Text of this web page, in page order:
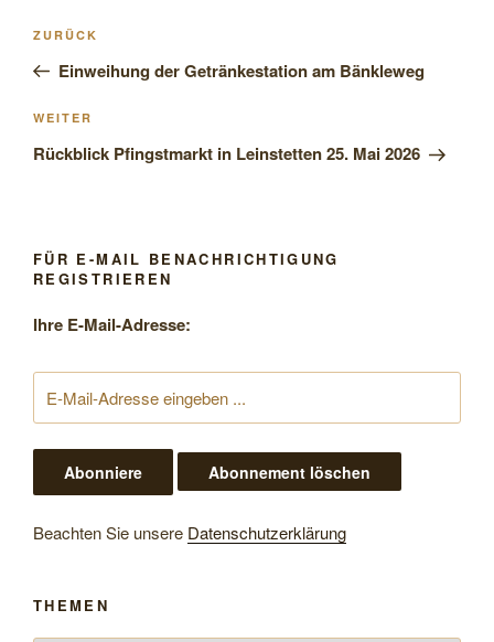
Beitragsnavigation
Vorheriger
Beitrag
ZURÜCK
Einweihung der Getränkestation am Bänkleweg
Nächster
Beitrag
WEITER
Rückblick Pfingstmarkt in Leinstetten 25. Mai 2026
FÜR E-MAIL BENACHRICHTIGUNG
REGISTRIEREN
Ihre E-Mail-Adresse:
Beachten Sie unsere Datenschutzerklärung
THEMEN